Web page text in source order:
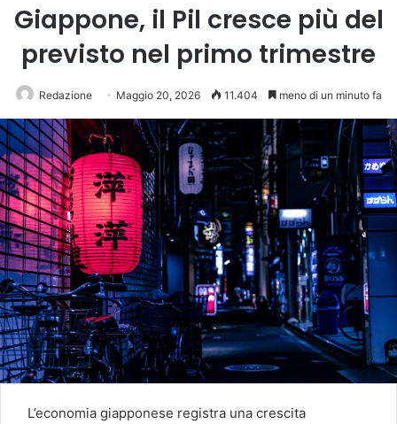
Giappone, il Pil cresce più del
previsto nel primo trimestre
Redazione Maggio 20, 2026 11.404 meno di un minuto fa
L’economia giapponese registra una crescita